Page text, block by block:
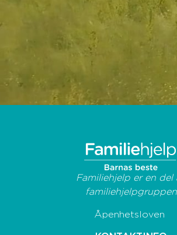
Familiehjelp er en del
familiehjelpgruppen
Åpenhetsloven